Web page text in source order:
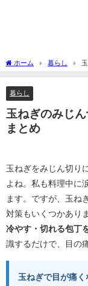
ホーム 暮らし
暮らし
玉ねぎのみじ
まとめ
玉ねぎをみじん切り
よね。私も料理中に
ます。ですが、玉ね
対策もいくつかあり
冷やす・切れる包丁
識するだけで、目の
玉ねぎで目が痛